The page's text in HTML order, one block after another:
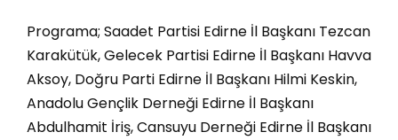
Programa; Saadet Partisi Edirne İl Başkanı Tezcan
Karakütük, Gelecek Partisi Edirne İl Başkanı Havva
Aksoy, Doğru Parti Edirne İl Başkanı Hilmi Keskin,
Anadolu Gençlik Derneği Edirne İl Başkanı
Abdulhamit İriş, Cansuyu Derneği Edirne İl Başkanı